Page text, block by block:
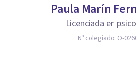
Paula Marín
Licenciada en
Nº colegiado: O-